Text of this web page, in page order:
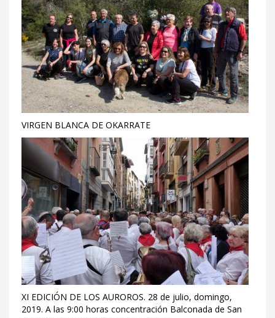
VIRGEN BLANCA DE OKARRATE
XI EDICIÓN DE LOS AUROROS. 28 de julio, domingo,
2019. A las 9:00 horas concentración Balconada de San